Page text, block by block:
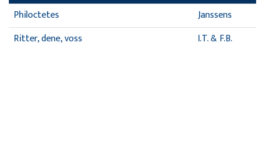
Philoctetes
Janssens
Ritter, dene, voss
I.T. & F.B.